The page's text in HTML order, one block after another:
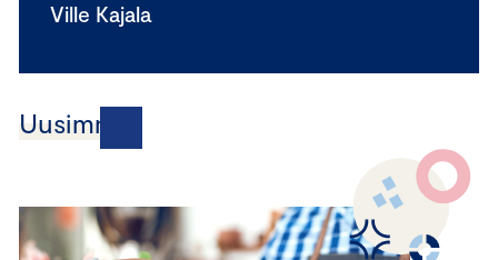
Ville Kajala
Uusimmat